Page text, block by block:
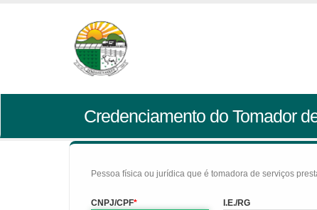
Credenciamento do Tomador
Pessoa física ou jurídica que é tomadora de serviços
CNPJ/CPF I.E./RG